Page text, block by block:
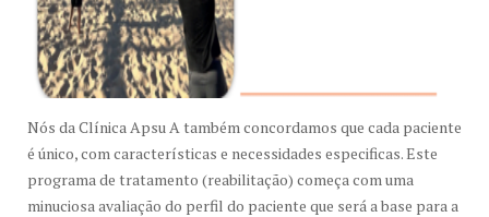
Nós da Clínica Apsu A também concordamos que cada paciente
é único, com características e necessidades especificas. Este
programa de tratamento (reabilitação) começa com uma
minuciosa avaliação do perfil do paciente que será a base para a